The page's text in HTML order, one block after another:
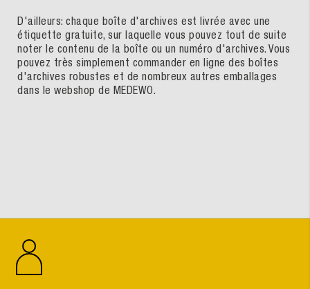
D'ailleurs: chaque boîte d'archives est livrée avec une
étiquette gratuite, sur laquelle vous pouvez tout de suite
noter le contenu de la boîte ou un numéro d'archives. Vous
pouvez très simplement commander en ligne des boîtes
d'archives robustes et de nombreux autres emballages
dans le webshop de MEDEWO.